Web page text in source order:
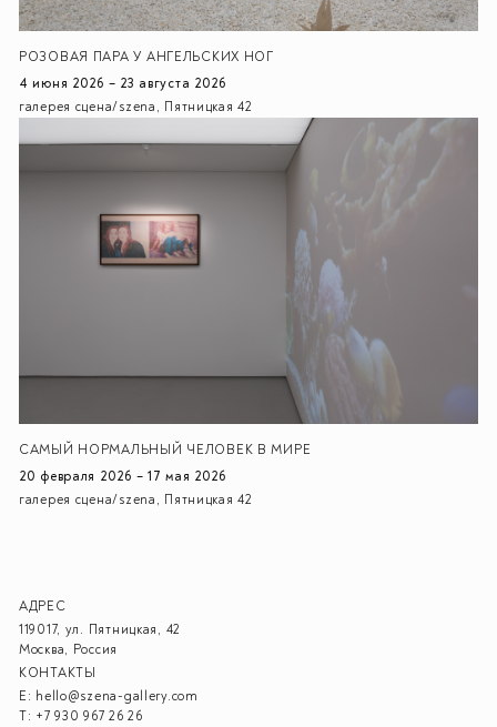
РОЗОВАЯ ПАРА У АНГЕЛЬСКИХ НОГ
4 июня 2026 – 23 августа 2026
галерея сцена/szena, Пятницкая 42
CАМЫЙ НОРМАЛЬНЫЙ ЧЕЛОВЕК В МИРЕ
20 февраля 2026 – 17 мая 2026
галерея сцена/szena, Пятницкая 42
АДРЕС
119017, ул. Пятницкая, 42
Москва, Россия
КОНТАКТЫ
E: hello@szena-gallery.com
T: +7 930 967 26 26